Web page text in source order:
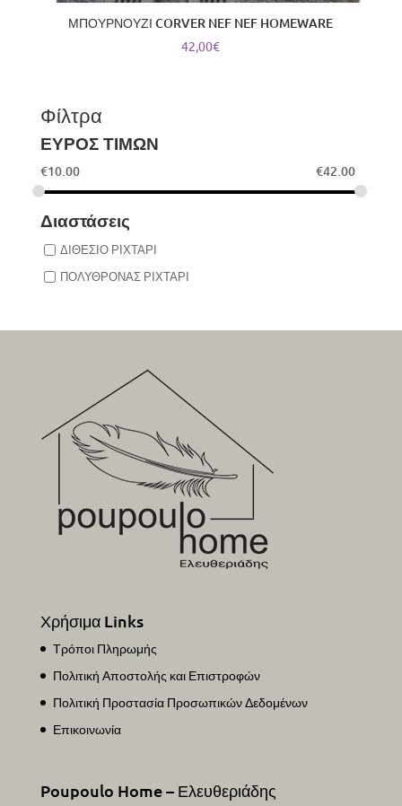
ΜΠΟΥΡΝΟΥΖΙ CORVER NEF NEF HOMEWARE
42,00€
Φίλτρα
ΕΥΡΟΣ ΤΙΜΩΝ
€10.00 €42.00
Διαστάσεις
ΔΙΘΕΣΙΟ ΡΙΧΤΑΡΙ
ΠΟΛΥΘΡΟΝΑΣ ΡΙΧΤΑΡΙ
Χρήσιμα Links
Τρόποι Πληρωμής
Πολιτική Αποστολής και Επιστροφών
Πολιτική Προστασία Προσωπικών Δεδομένων
Επικοινωνία
Poupoulo Home – Ελευθεριάδης